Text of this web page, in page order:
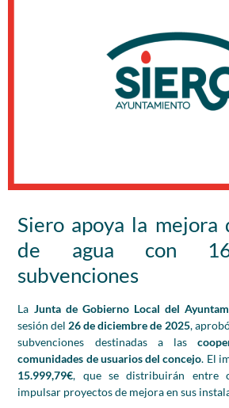
Siero apoya la mejora
de agua con
subvenciones
La Junta de Gobierno Local del
sesión del 26 de diciembre de 2025,
subvenciones destinadas a las
comunidades de usuarios del concejo. El
15.999,79€, que se distribuirán entre
impulsar proyectos de mejora en sus